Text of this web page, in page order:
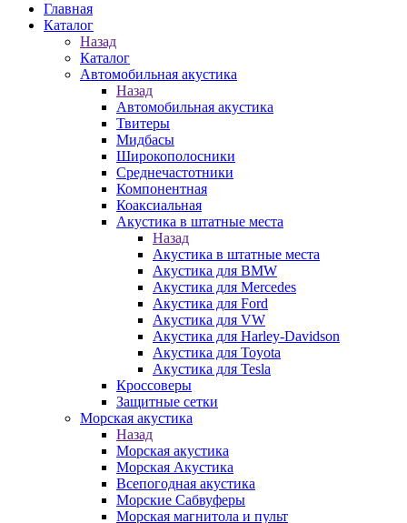
Главная
Каталог
Назад
Каталог
Автомобильная акустика
Назад
Автомобильная акустика
Твитеры
Мидбасы
Широкополосники
Среднечастотники
Компонентная
Коаксиальная
Акустика в штатные места
Назад
Акустика в штатные места
Акустика для BMW
Акустика для Mercedes
Акустика для Ford
Акустика для VW
Акустика для Harley-Davidson
Акустика для Toyota
Акустика для Tesla
Кроссоверы
Защитные сетки
Морская акустика
Назад
Морская акустика
Морская Акустика
Всепогодная акустика
Морские Сабвуферы
Морская магнитола и пульт